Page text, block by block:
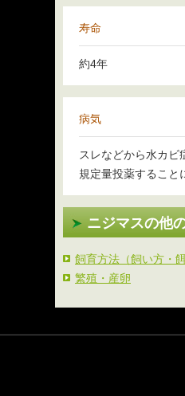
寿命
約4年
病気
スレなどから水カ
規定量投薬すること
ニジマスの他
飼育方法（飼い方・
繁殖・産卵